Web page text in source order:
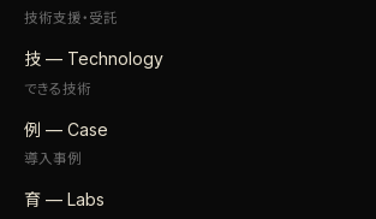
技術支援・受託
技 — Technology
できる技術
例 — Case
導入事例
育 — Labs